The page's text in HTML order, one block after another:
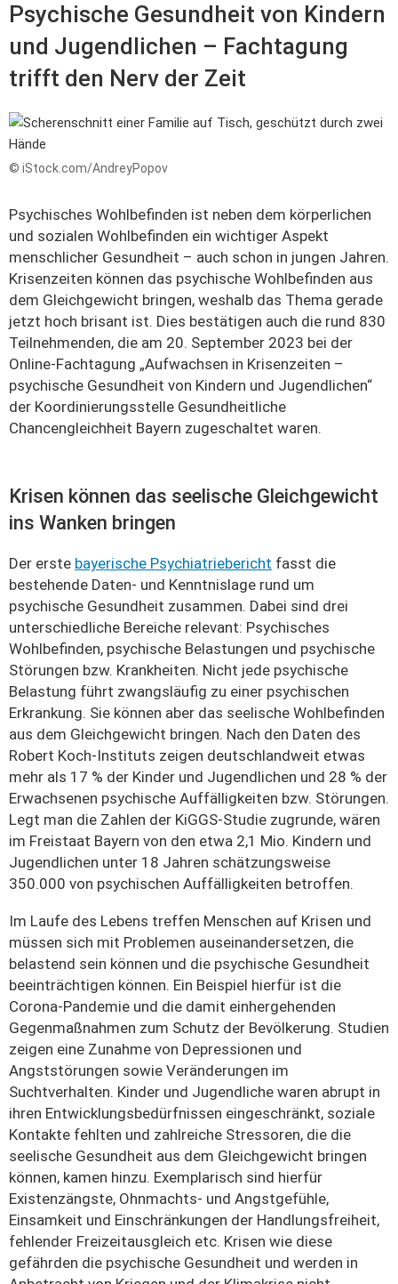
Psychische Gesundheit von Kindern
und Jugendlichen – Fachtagung
trifft den Nerv der Zeit
© iStock.com/AndreyPopov
Psychisches Wohlbefinden ist neben dem körperlichen
und sozialen Wohlbefinden ein wichtiger Aspekt
menschlicher Gesundheit – auch schon in jungen Jahren.
Krisenzeiten können das psychische Wohlbefinden aus
dem Gleichgewicht bringen, weshalb das Thema gerade
jetzt hoch brisant ist. Dies bestätigen auch die rund 830
Teilnehmenden, die am 20. September 2023 bei der
Online-Fachtagung „Aufwachsen in Krisenzeiten –
psychische Gesundheit von Kindern und Jugendlichen“
der Koordinierungsstelle Gesundheitliche
Chancengleichheit Bayern zugeschaltet waren.
Krisen können das seelische Gleichgewicht
ins Wanken bringen
Der erste bayerische Psychiatriebericht fasst die
bestehende Daten- und Kenntnislage rund um
psychische Gesundheit zusammen. Dabei sind drei
unterschiedliche Bereiche relevant: Psychisches
Wohlbefinden, psychische Belastungen und psychische
Störungen bzw. Krankheiten. Nicht jede psychische
Belastung führt zwangsläufig zu einer psychischen
Erkrankung. Sie können aber das seelische Wohlbefinden
aus dem Gleichgewicht bringen. Nach den Daten des
Robert Koch-Instituts zeigen deutschlandweit etwas
mehr als 17 % der Kinder und Jugendlichen und 28 % der
Erwachsenen psychische Auffälligkeiten bzw. Störungen.
Legt man die Zahlen der KiGGS-Studie zugrunde, wären
im Freistaat Bayern von den etwa 2,1 Mio. Kindern und
Jugendlichen unter 18 Jahren schätzungsweise
350.000 von psychischen Auffälligkeiten betroffen.
Im Laufe des Lebens treffen Menschen auf Krisen und
müssen sich mit Problemen auseinandersetzen, die
belastend sein können und die psychische Gesundheit
beeinträchtigen können. Ein Beispiel hierfür ist die
Corona-Pandemie und die damit einhergehenden
Gegenmaßnahmen zum Schutz der Bevölkerung. Studien
zeigen eine Zunahme von Depressionen und
Angststörungen sowie Veränderungen im
Suchtverhalten. Kinder und Jugendliche waren abrupt in
ihren Entwicklungsbedürfnissen eingeschränkt, soziale
Kontakte fehlten und zahlreiche Stressoren, die die
seelische Gesundheit aus dem Gleichgewicht bringen
können, kamen hinzu. Exemplarisch sind hierfür
Existenzängste, Ohnmachts- und Angstgefühle,
Einsamkeit und Einschränkungen der Handlungsfreiheit,
fehlender Freizeitausgleich etc. Krisen wie diese
gefährden die psychische Gesundheit und werden in